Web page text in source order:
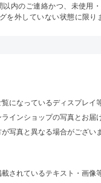
以内のご連絡かつ、未使用
を外していない状態に限り
になっているディスプレイ
インショップの写真とお届
写真と異なる場合がござい
されているテキスト・画像